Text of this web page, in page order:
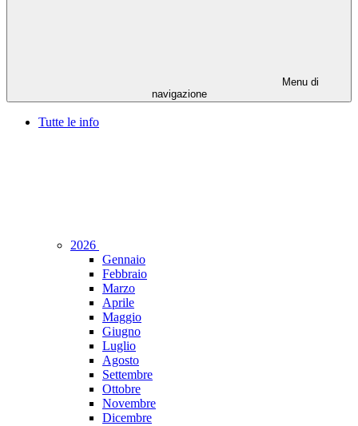
Menu di
navigazione
Tutte le info
2026
Gennaio
Febbraio
Marzo
Aprile
Maggio
Giugno
Luglio
Agosto
Settembre
Ottobre
Novembre
Dicembre